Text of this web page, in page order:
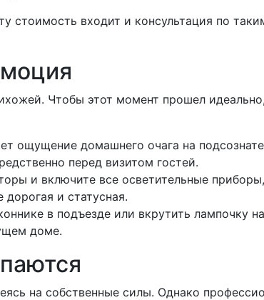
стоимость входит и консультация по
Чтобы этот момент прошел
ощущение домашнего очага на
перед визитом гостей.
и включите все осветительные
дорогая и статусная.
в подъезде или вкрутить лампочку
доме.
на собственные силы. Однако